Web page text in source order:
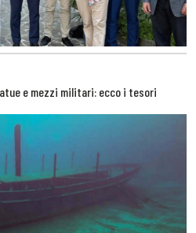
e mezzi militari: ecco i tesori